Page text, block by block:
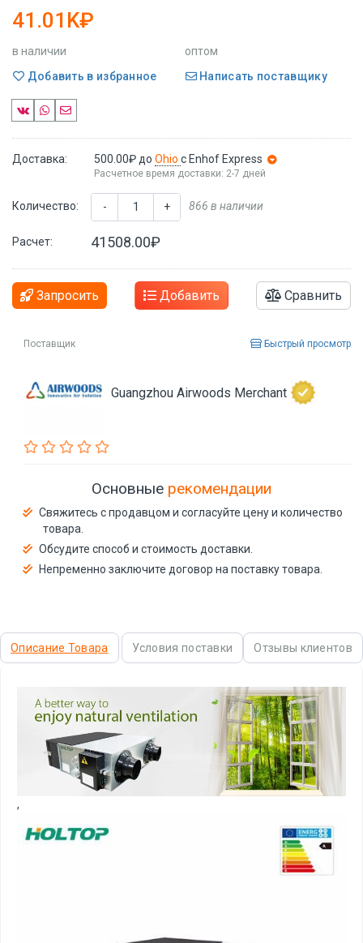
41.01K₽
в наличии
оптом
Добавить в избранное
Написать поставщику
Доставка: 500.00₽ до Ohio с Enhof Express
Расчетное время доставки: 2-7 дней
Количество: - + 866 в наличии
Расчет: 41508.00₽
Запросить Добавить Сравнить
Поставщик Быстрый просмотр
Guangzhou Airwoods Merchant
Основные рекомендации
Свяжитесь с продавцом и согласуйте цену и количество
товара.
Обсудите способ и стоимость доставки.
Непременно заключите договор на поставку товара.
Описание Товара Условия поставки Отзывы клиентов
,